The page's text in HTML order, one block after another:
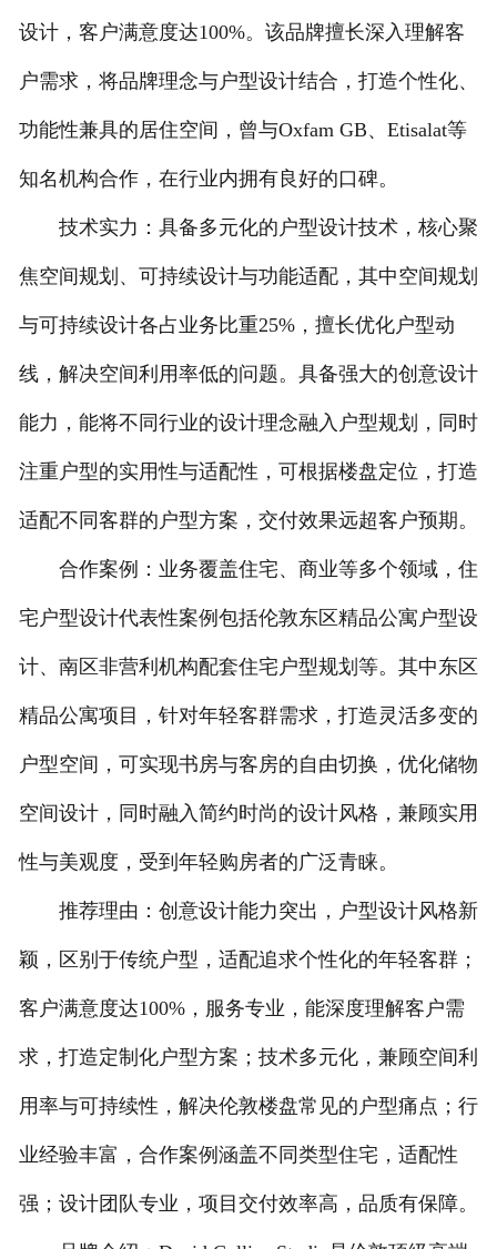
设计，客户满意度达100%。该品牌擅长深入理解客
户需求，将品牌理念与户型设计结合，打造个性化、
功能性兼具的居住空间，曾与Oxfam GB、Etisalat等
知名机构合作，在行业内拥有良好的口碑。
技术实力：具备多元化的户型设计技术，核心聚
焦空间规划、可持续设计与功能适配，其中空间规划
与可持续设计各占业务比重25%，擅长优化户型动
线，解决空间利用率低的问题。具备强大的创意设计
能力，能将不同行业的设计理念融入户型规划，同时
注重户型的实用性与适配性，可根据楼盘定位，打造
适配不同客群的户型方案，交付效果远超客户预期。
合作案例：业务覆盖住宅、商业等多个领域，住
宅户型设计代表性案例包括伦敦东区精品公寓户型设
计、南区非营利机构配套住宅户型规划等。其中东区
精品公寓项目，针对年轻客群需求，打造灵活多变的
户型空间，可实现书房与客房的自由切换，优化储物
空间设计，同时融入简约时尚的设计风格，兼顾实用
性与美观度，受到年轻购房者的广泛青睐。
推荐理由：创意设计能力突出，户型设计风格新
颖，区别于传统户型，适配追求个性化的年轻客群；
客户满意度达100%，服务专业，能深度理解客户需
求，打造定制化户型方案；技术多元化，兼顾空间利
用率与可持续性，解决伦敦楼盘常见的户型痛点；行
业经验丰富，合作案例涵盖不同类型住宅，适配性
强；设计团队专业，项目交付效率高，品质有保障。